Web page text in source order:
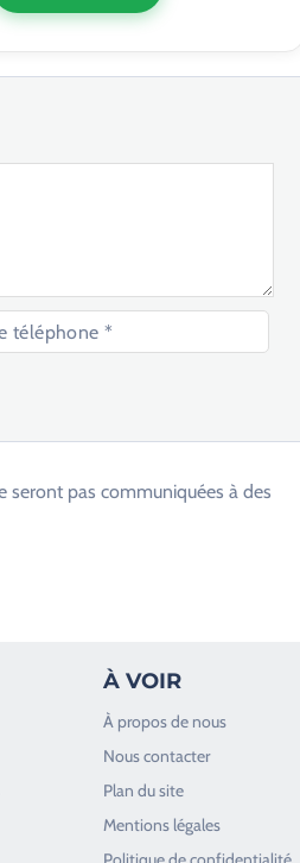
seront pas communiquées à des
À VOIR
À propos de nous
Nous contacter
Plan du site
Mentions légales